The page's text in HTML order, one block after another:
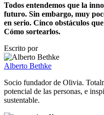
Todos entendemos que la
futuro. Sin embargo, muy
en serio. Cinco obstáculos
Cómo sortearlos.
Escrito por
Alberto Bethke
Socio fundador de Olivia.
potencial de las personas, e
sustentable.